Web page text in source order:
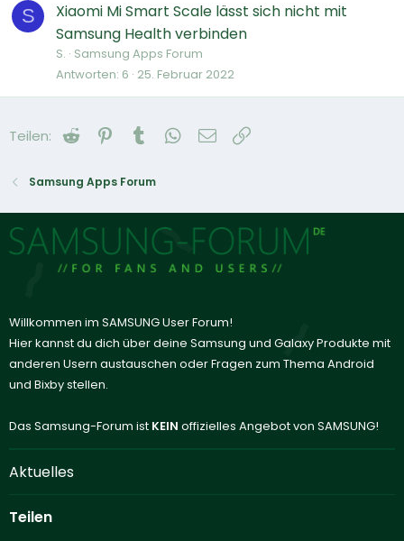
S
Xiaomi Mi Smart Scale lässt sich nicht mit
Samsung Health verbinden
S. Samsung Apps Forum
Antworten 6 25. Februar 2022
Teilen: Reddit Pinterest
Tumblr WhatsApp
E-Mail
Samsung Apps Forum
Willkommen im SAMSUNG User Forum!
Hier kannst du dich über deine Samsung und Galaxy Produkte mit
anderen Usern austauschen oder Fragen zum Thema Android
und Bixby stellen.
Das Samsung-Forum ist KEIN offizielles Angebot von SAMSUNG!
Aktuelles
Teilen